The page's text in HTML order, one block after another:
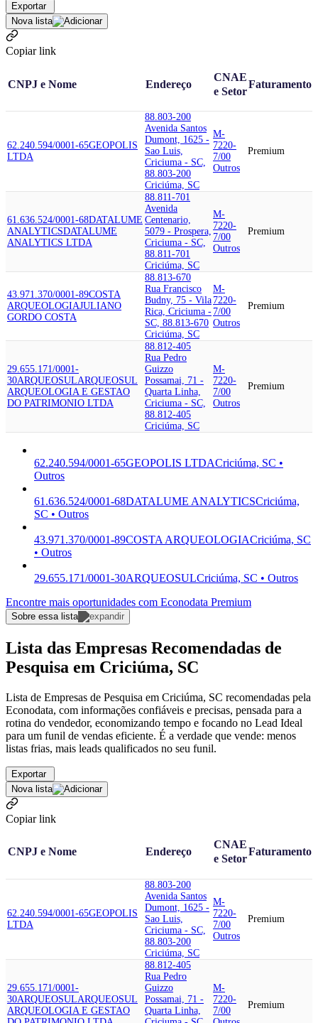
Exportar
Nova lista
Copiar link
CNPJ e Nome Endereço
CNAE
e Setor
Faturamento
62.240.594/0001-65GEOPOLIS
LTDA
88.803-200
Avenida Santos
Dumont, 1625 -
Sao Luis,
Criciuma - SC,
88.803-200
Criciúma, SC
M-
7220-
7/00
Outros
Premium
61.636.524/0001-68DATALUME
ANALYTICSDATALUME
ANALYTICS LTDA
88.811-701
Avenida
Centenario,
5079 - Prospera,
Criciuma - SC,
88.811-701
Criciúma, SC
M-
7220-
7/00
Outros
Premium
43.971.370/0001-89COSTA
ARQUEOLOGIAJULIANO
GORDO COSTA
88.813-670
Rua Francisco
Budny, 75 - Vila
Rica, Criciuma -
SC, 88.813-670
Criciúma, SC
M-
7220-
7/00
Outros
Premium
29.655.171/0001-
30ARQUEOSULARQUEOSUL
ARQUEOLOGIA E GESTAO
DO PATRIMONIO LTDA
88.812-405
Rua Pedro
Guizzo
Possamai, 71 -
Quarta Linha,
Criciuma - SC,
88.812-405
Criciúma, SC
M-
7220-
7/00
Outros
Premium
62.240.594/0001-65GEOPOLIS LTDACriciúma, SC •
Outros
61.636.524/0001-68DATALUME ANALYTICSCriciúma,
SC • Outros
43.971.370/0001-89COSTA ARQUEOLOGIACriciúma, SC
• Outros
29.655.171/0001-30ARQUEOSULCriciúma, SC • Outros
Encontre mais oportunidades com Econodata Premium
Sobre essa lista
Lista das Empresas Recomendadas de
Pesquisa em Criciúma, SC
Lista de Empresas de Pesquisa em Criciúma, SC recomendadas pela
Econodata, com informações confiáveis e precisas, pensada para a
rotina do vendedor, economizando tempo e focando no Lead Ideal
para um funil de vendas eficiente. É a verdade que vende: menos
listas frias, mais leads qualificados no seu funil.
Exportar
Nova lista
Copiar link
CNPJ e Nome Endereço
CNAE
e Setor
Faturamento
62.240.594/0001-65GEOPOLIS
LTDA
88.803-200
Avenida Santos
Dumont, 1625 -
Sao Luis,
Criciuma - SC,
88.803-200
Criciúma, SC
M-
7220-
7/00
Outros
Premium
29.655.171/0001-
30ARQUEOSULARQUEOSUL
ARQUEOLOGIA E GESTAO
88.812-405
Rua Pedro
Guizzo
Possamai, 71 -
Quarta Linha,
M-
7220-
7/00
Premium